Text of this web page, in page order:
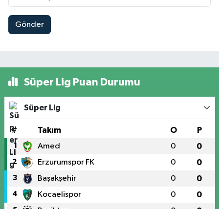
Gönder
Süper Lig Puan Durumu
Süper Lig
# Takım O P
1 Amed 0 0
2 Erzurumspor FK 0 0
3 Başakşehir 0 0
4 Kocaelispor 0 0